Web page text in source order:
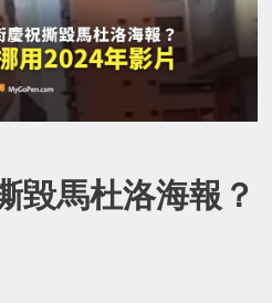
毀馬杜洛海報？